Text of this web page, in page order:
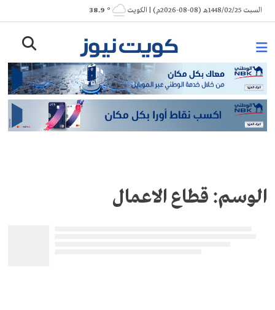
Skip
to
السبت 1448/02/25هـ (08-08-2026م) | الكويت ° 38.9
الوسم: قطاع الاعمال